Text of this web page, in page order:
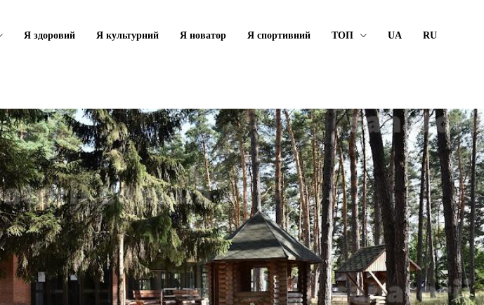
Я здоровий Я культурний Я новатор Я спортивний ТОП UA RU